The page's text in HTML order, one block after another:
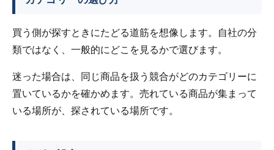
買う側が探すときにたどる道筋を想像します。自社の分
類ではなく、一般的にどこを見るかで選びます。
迷った場合は、同じ商品を扱う競合がどのカテゴリーに
置いているかを確かめます。売れている商品が集まって
いる場所が、探されている場所です。